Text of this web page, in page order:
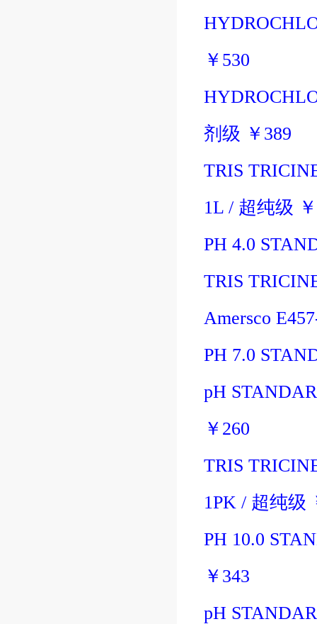
￥ 530
剂级 ￥ 389
TRIS
1L / 超纯级 ￥
PH 4.0
TRIS
Amersco
PH 7.0
pH
￥ 260
TRIS
1PK / 超纯级
PH 10.0
￥ 343
pH